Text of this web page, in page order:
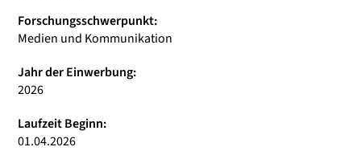
Forschungsschwerpunkt:
Medien und Kommunikation
Jahr der Einwerbung:
2026
Laufzeit Beginn:
01.04.2026